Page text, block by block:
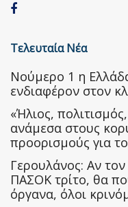
Τελευταία Νέα
Nούμερο 1 η
ενδιαφέρον στον
«Ήλιος,
ανάμεσα στους
προορισμούς για
Γερουλάνος: Αν
ΠΑΣΟΚ τρίτο, θα
όργανα, όλοι